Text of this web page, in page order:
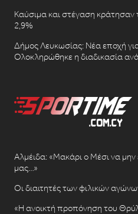
Καύσιμα και στέγαση
2,9%
Δήμος Λευκωσίας: Νέα εποχή
Ολοκληρώθηκε η διαδικασία
Αλμέιδα: «Μακάρι ο Μέσι να μην
μας…»
Οι διαιτητές των φιλικών
«Η ανοικτή προπόνηση του